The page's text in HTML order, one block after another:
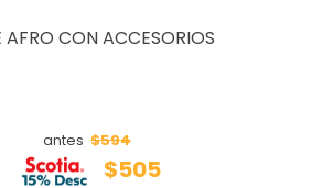
AFRO CON ACCESORIOS
antes $594
$505